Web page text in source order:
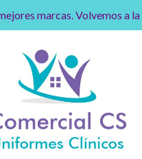
marcas. Volvemos